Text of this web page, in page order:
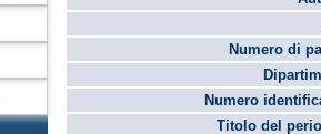
Numero di
Numero
Titolo del